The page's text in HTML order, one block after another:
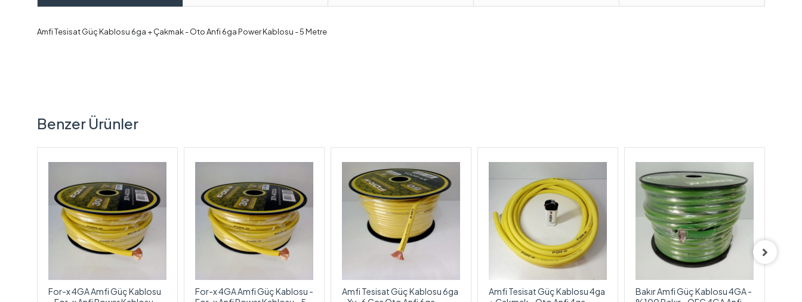
Amfi Tesisat Güç Kablosu 6ga + Çakmak - Oto Anfi 6ga Power Kablosu - 5 Metre
Benzer Ürünler
For-x 4GA Amfi Güç Kablosu
For-x 4GA Amfi Güç Kablosu -
Amfi Tesisat Güç Kablosu 6ga
Amfi Tesisat Güç Kablosu 4ga
Bakır Amfi Güç Kablosu 4GA -